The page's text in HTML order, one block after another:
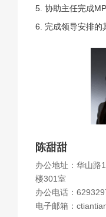
5. 协助主任完成
6. 完成领导安排的
陈甜甜
办公地址：华山路
楼301室
办公电话：
电子邮箱：